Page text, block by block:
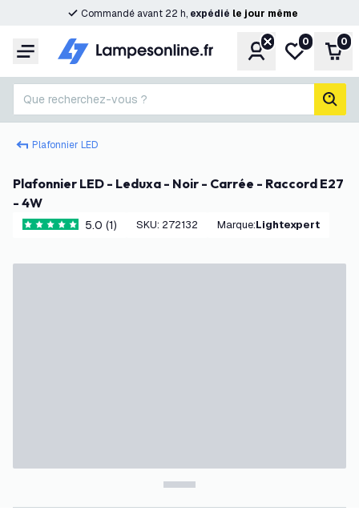
Commandé avant 22 h, expédié le jour même
Menu CompteMa liste de
0 0
Que recherchez-vous ?
Plafonnier LED
Plafonnier LED - Leduxa - Noir - Carrée - Raccord E27
- 4W
5 étoiles de notation
5.0 (1) SKU: 272132 Marque: Lightexpert